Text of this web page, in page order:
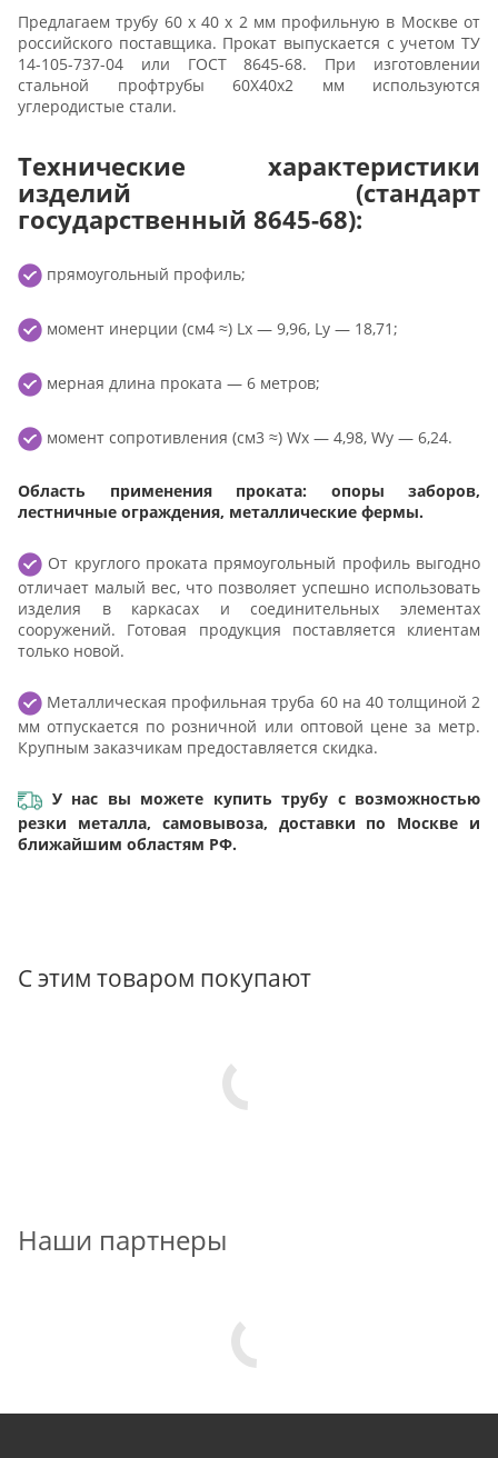
Предлагаем трубу 60 х 40 х 2 мм профильную в Москве от
российского поставщика. Прокат выпускается с учетом ТУ
14-105-737-04 или ГОСТ 8645-68. При изготовлении
стальной профтрубы 60Х40х2 мм используются
углеродистые стали.
Технические характеристики
изделий (стандарт
государственный 8645-68):
прямоугольный профиль;
момент инерции (см4 ≈) Lx — 9,96, Ly — 18,71;
мерная длина проката — 6 метров;
момент сопротивления (см3 ≈) Wx — 4,98, Wy — 6,24.
Область применения проката: опоры заборов,
лестничные ограждения, металлические фермы.
От круглого проката прямоугольный профиль выгодно
отличает малый вес, что позволяет успешно использовать
изделия в каркасах и соединительных элементах
сооружений. Готовая продукция поставляется клиентам
только новой.
Металлическая профильная труба 60 на 40 толщиной 2
мм отпускается по розничной или оптовой цене за метр.
Крупным заказчикам предоставляется скидка.
У нас вы можете купить трубу с возможностью
резки металла, самовывоза, доставки по Москве и
ближайшим областям РФ.
С этим товаром покупают
Наши партнеры